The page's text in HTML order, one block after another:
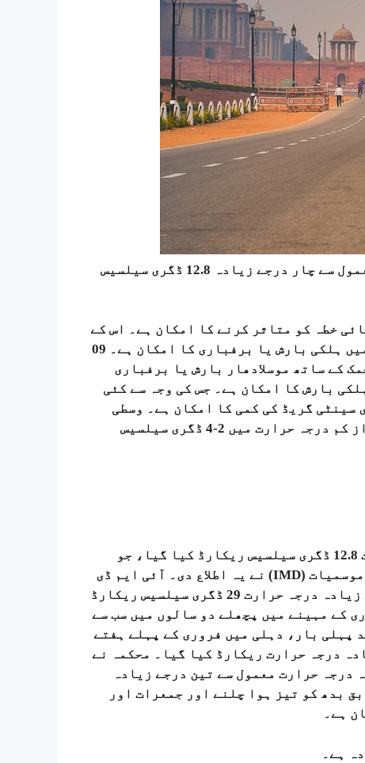
منگل کو دارالحکومت میں کم سے کم درجہ حرارت معمول سے چار درجے زیادہ 12.8 ڈگری سیلسیس
خطہ کو متاثر کرنے کا امکان ہے۔ اس کے
اثر کی وجہ سے جموں کشمیر، لداخ، ہماچل پردیش میں ہلکی بارش یا برفباری کا امکان ہے۔ 09
چمک کے ساتھ موسلادھار بارش یا برفباری
میں 09 اور 10 فروری کو ہلکی بارش کا امکان ہے۔ جس کی وجہ سے کئی
کم سے کم درجہ حرارت میں تقریباً 2 ڈگری سینٹی گریڈ کی کمی کا امکان ہے۔ وسطی
ہندوستان کے کئی حصوں میں، 09 تاریخ کے بعد کم از کم درجہ حرارت میں 2-4 ڈگری سیلسیس
قومی راجدھانی میں منگل کو کم سے کم درجہ حرارت 12.8 ڈگری سیلسیس ریکارڈ کیا گیا، جو
معمول سے چار درجے زیادہ ہے۔ ہندوستانی محکمہ موسمیات (IMD) نے یہ اطلاع دی۔ آئی ایم ڈی
کے مطابق، دارالحکومت میں پیر کے روز زیادہ سے زیادہ درجہ حرارت 29 ڈگری سیلسیس ریکارڈ
کے مہینے میں پچھلے دو سالوں میں سب سے
وقت، محکمہ کے مطابق، 2011 کے بعد پہلی بار، دہلی میں فروری کے پہلے ہفتے
یا اس سے زیادہ درجہ حرارت ریکارڈ کیا گیا۔ محکمہ نے
درجہ حرارت معمول سے تین درجے زیادہ
بدھ کو تیز ہوا چلنے اور جمعرات اور
ہے۔
ہے۔